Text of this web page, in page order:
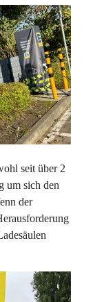
seit über 2
um sich den
der